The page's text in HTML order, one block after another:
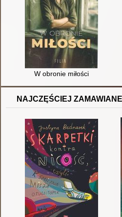
W obronie miłości
NAJCZĘŚCIEJ